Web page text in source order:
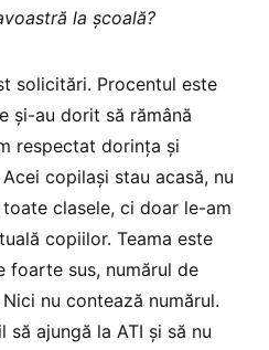
la școală?
solicitări. Procentul este
și-au dorit să rămână
respectat dorința și
copilași stau acasă, nu
clasele, ci doar le-am
copiilor. Teama este
foarte sus, numărul de
nu contează numărul.
ajungă la ATI și să nu